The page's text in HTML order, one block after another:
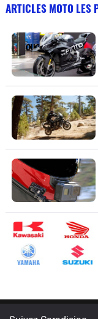
ARTICLES MOTO LES